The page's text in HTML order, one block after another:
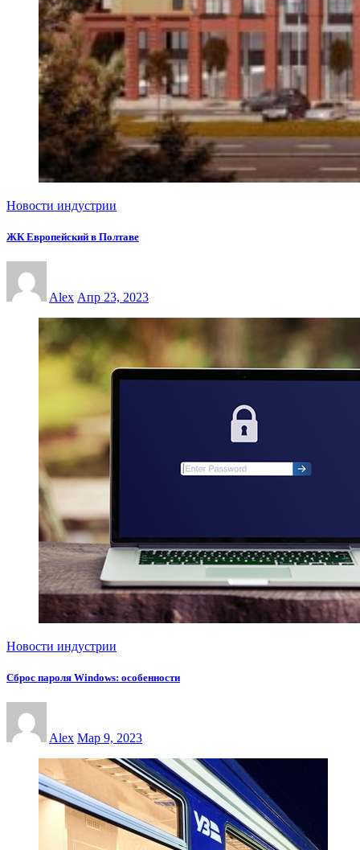
Новости индустрии
ЖК Европейский в Полтаве
Alex Апр 23, 2023
Новости индустрии
Сброс пароля Windows: особенности
Alex Мар 9, 2023